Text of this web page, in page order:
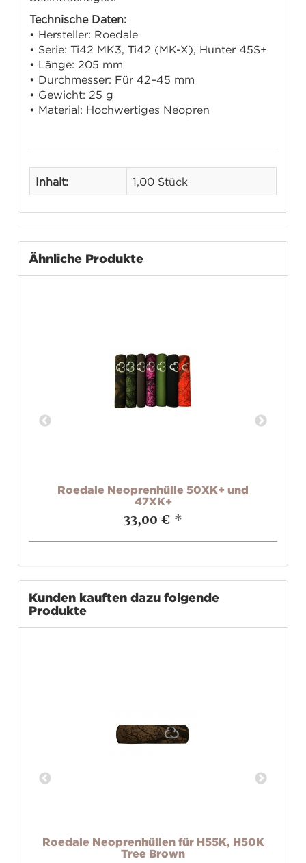
Technische Daten:
• Hersteller: Roedale
• Serie: Ti42 MK3, Ti42 (MK-X), Hunter 45S+
• Länge: 205 mm
• Durchmesser: Für 42–45 mm
• Gewicht: 25 g
• Material: Hochwertiges Neopren
Inhalt: 1,00 Stück
Ähnliche Produkte
Roedale Neoprenhülle 50XK+ und
47XK+
33,00 € *
Kunden kauften dazu folgende
Produkte
Roedale Neoprenhüllen für H55K, H50K
Tree Brown